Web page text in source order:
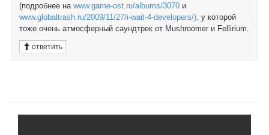
(подробнее наwww.game-ost.ru/albums/3070 и
www.globaltrash.ru/2009/11/27/i-wait-4-developers/), у которой
тоже очень атмосферный саундтрек от Mushroomer и Fellirium.
ответить